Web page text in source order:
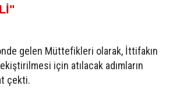
gelen Müttefikleri olarak, İttifakın
için atılacak adımların
çekti.